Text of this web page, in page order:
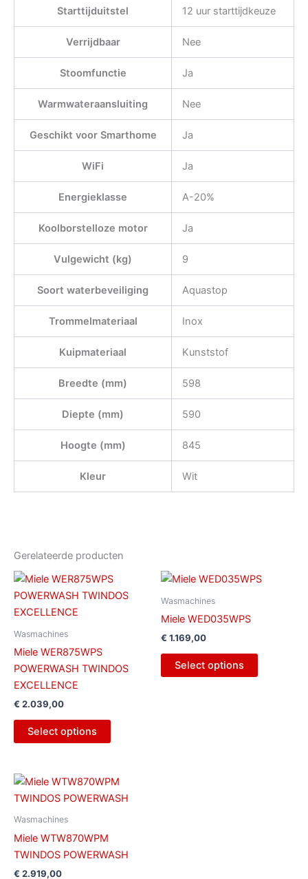
Starttijduitstel 12 uur starttijdkeuze
Verrijdbaar Nee
Stoomfunctie Ja
Warmwateraansluiting Nee
Geschikt voor Smarthome Ja
WiFi Ja
Energieklasse A-20%
Koolborstelloze motor Ja
Vulgewicht (kg) 9
Soort waterbeveiliging Aquastop
Trommelmateriaal Inox
Kuipmateriaal Kunststof
Breedte (mm) 598
Diepte (mm) 590
Hoogte (mm) 845
Kleur Wit
Gerelateerde producten
Wasmachines
Miele WER875WPS
POWERWASH TWINDOS
EXCELLENCE
€ 2.039,00
Select options
Wasmachines
Miele WED035WPS
€ 1.169,00
Select options
Wasmachines
Miele WTW870WPM
TWINDOS POWERWASH
€ 2.919,00